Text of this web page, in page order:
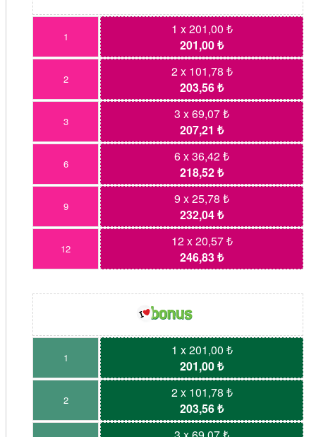
1
1 x 201,00 ₺
201,00 ₺
2
2 x 101,78 ₺
203,56 ₺
3
3 x 69,07 ₺
207,21 ₺
6
6 x 36,42 ₺
218,52 ₺
9
9 x 25,78 ₺
232,04 ₺
12
12 x 20,57 ₺
246,83 ₺
1
1 x 201,00 ₺
201,00 ₺
2
2 x 101,78 ₺
203,56 ₺